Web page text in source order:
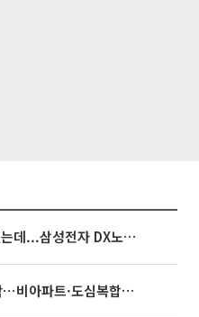
3445억 자사주 지급 마쳤는데...삼성전자 DX노조, 뒤늦은 '떼쓰기 집회'
영끌 '주택공급' 대책 임박⋯비아파트·도심복합까지 총동원